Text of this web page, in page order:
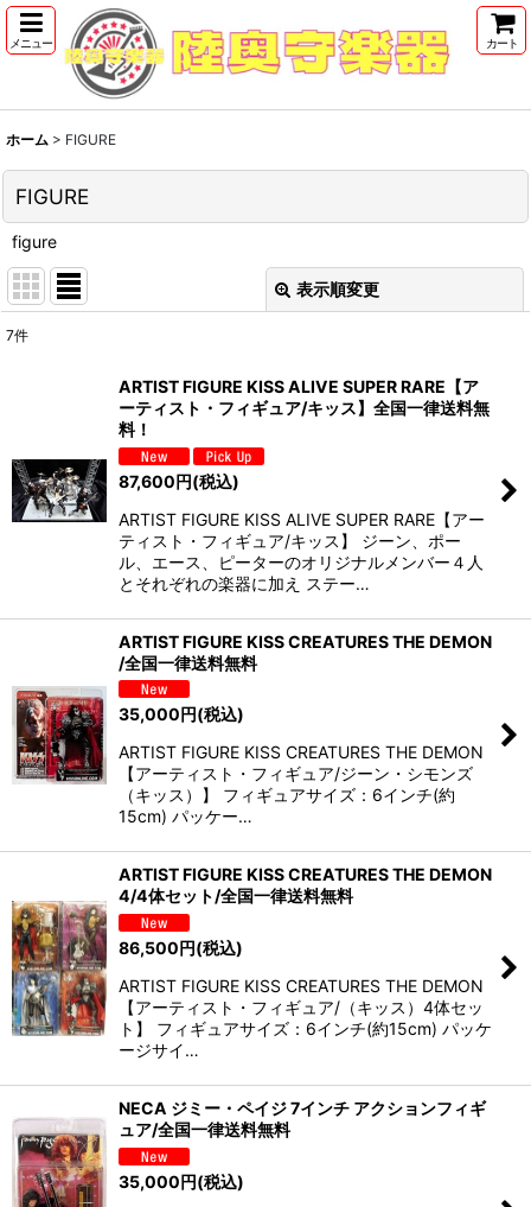
メニュー カート
ホーム > FIGURE
FIGURE
figure
表示順変更
並び順:
絞り込む
7件
ARTIST FIGURE KISS ALIVE SUPER RARE【ア
ーティスト・フィギュア/キッス】全国一律送料無
料！
87,600円(税込)
ARTIST FIGURE KISS ALIVE SUPER RARE【アー
ティスト・フィギュア/キッス】 ジーン、ポー
ル、エース、ピーターのオリジナルメンバー４人
とそれぞれの楽器に加え ステー…
ARTIST FIGURE KISS CREATURES THE DEMON
/全国一律送料無料
35,000円(税込)
ARTIST FIGURE KISS CREATURES THE DEMON
【アーティスト・フィギュア/ジーン・シモンズ
（キッス）】 フィギュアサイズ：6インチ(約
15cm) パッケー…
ARTIST FIGURE KISS CREATURES THE DEMON
4/4体セット/全国一律送料無料
86,500円(税込)
ARTIST FIGURE KISS CREATURES THE DEMON
【アーティスト・フィギュア/（キッス）4体セッ
ト】 フィギュアサイズ：6インチ(約15cm) パッケ
ージサイ…
NECA ジミー・ペイジ 7インチ アクションフィギ
ュア/全国一律送料無料
35,000円(税込)